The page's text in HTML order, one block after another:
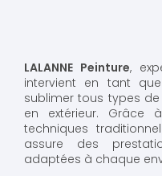
LALANNE Peinture,
intervient en tant que
sublimer tous types
en extérieur. Grâce
techniques
assure des
adaptées à chaque